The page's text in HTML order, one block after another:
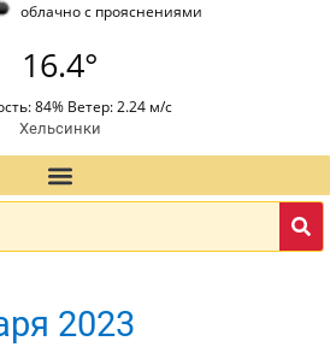
облачно с прояснениями
16.4°
84% Ветер: 2.24 м/с
Хельсинки
2023